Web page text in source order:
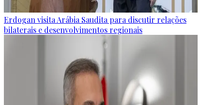
Erdogan visita Arábia Saudita para discutir relações
bilaterais e desenvolvimentos regionais